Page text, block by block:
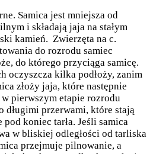
Samica jest mniejsza od
i składają jaja na stałym
kamień. Zwierzęta na c.
do rozrodu samiec
do którego przyciąga samicę.
oczyszcza kilka podłoży, zanim
złoży jaja, które następnie
pierwszym etapie rozrodu
długimi przerwami, które stają
pod koniec tarła. Jeśli samica
w bliskiej odległości od tarliska
przejmuje pilnowanie, a